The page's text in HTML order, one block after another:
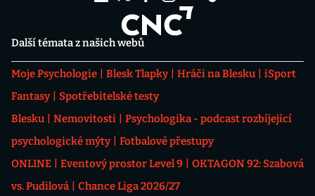
Další témata z našich webů
Moje Psychologie Blesk Tlapky Hráči na Blesku
iSport
Fantasy
Spotřebitelské testy
Blesku
Nemovitosti
Psychologika - podcast rozbíjející
psychologické mýty
Fotbalové přestupy
ONLINE
Eventový prostor Level 9
OKTAGON 92: Szabová
vs. Pudilová
Chance Liga 2026/27